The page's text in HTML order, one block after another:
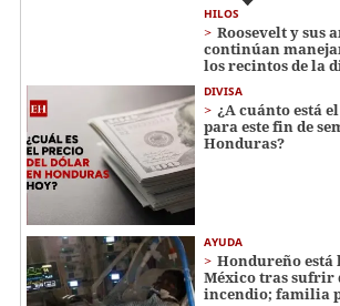
HILOS
Roosevelt y sus
continúan
los recintos de la
DIVISA
¿A cuánto está
para este fin de
Honduras?
AYUDA
Hondureño está
México tras sufrir
incendio; familia